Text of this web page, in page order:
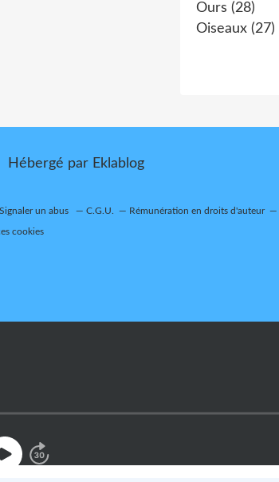
Ours (28)
Oiseaux (27)
Hébergé par Eklablog
Signaler un abus C.G.U. Rémunération en droits d'auteur
cookies